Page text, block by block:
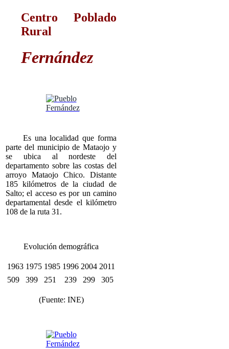
Centro Poblado
Rural
Fernández
Es una localidad que forma
parte del municipio de Mataojo y
se ubica al nordeste del
departamento sobre las costas del
arroyo Mataojo Chico. Distante
185 kilómetros de la ciudad de
Salto; el acceso es por un camino
departamental desde el kilómetro
108 de la ruta 31.
Evolución demográfica
1963 1975 1985 1996 2004 2011
509
399 251 239 299 305
(Fuente: INE)